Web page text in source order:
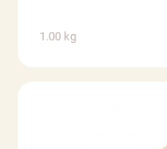
1.00 kg